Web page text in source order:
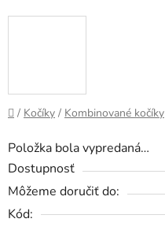
Domov
/ Kočíky / Kombinované kočíky
Položka bola vypredaná…
Dostupnosť
Môžeme doručiť do:
Kód: